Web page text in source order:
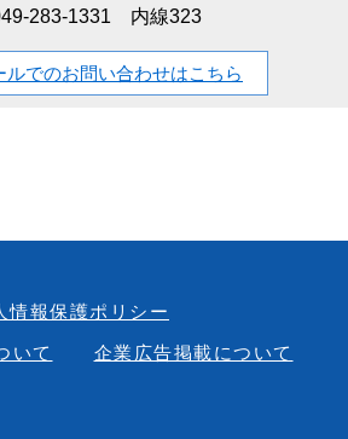
283-1331 内線323
ルでのお問い合わせはこちら
情報保護ポリシー
いて 企業広告掲載について